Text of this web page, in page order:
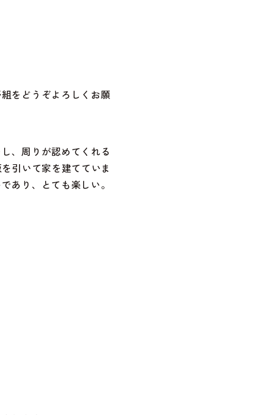
をどうぞよろしくお願
、周りが認めてくれる
引いて家を建てていま
あり、とても楽しい。